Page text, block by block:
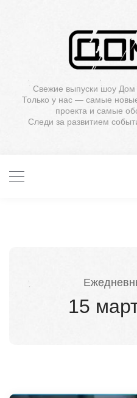
Свежие выпуски шоу
Только у нас — самые
проекта и самые
Следи за развитием
15